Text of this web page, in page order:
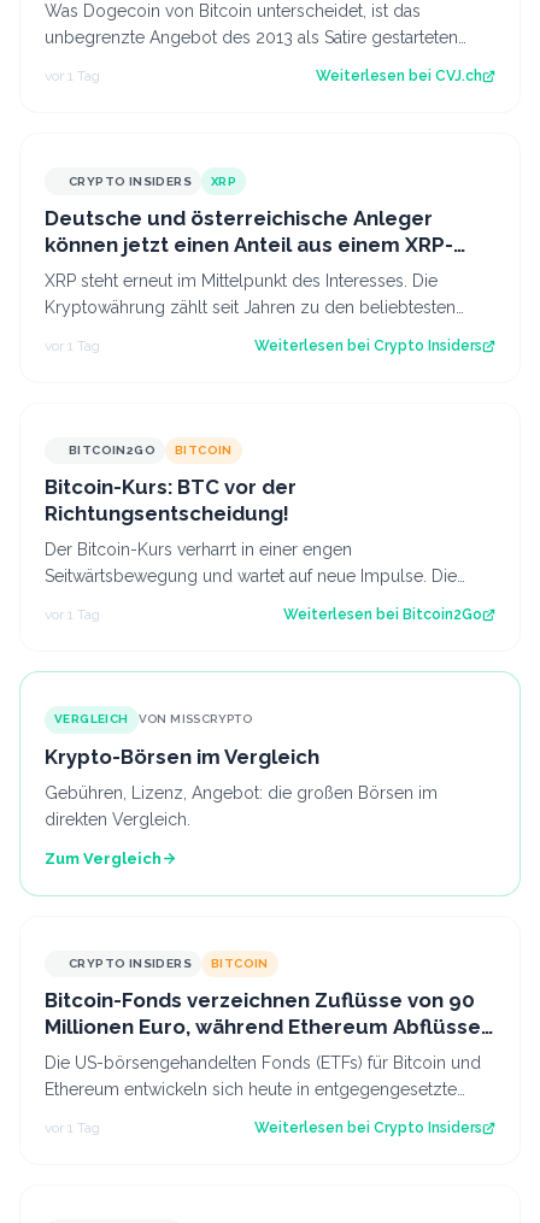
Was Dogecoin von Bitcoin unterscheidet, ist das
unbegrenzte Angebot des 2013 als Satire gestarteten
Coins mit eigenem US-Spot-ETF. Der Artik…
vor 1 Tag Weiterlesen bei CVJ.ch
CRYPTO INSIDERS XRP
Deutsche und österreichische Anleger
können jetzt einen Anteil aus einem XRP-
Topf im Wert von 190.000 € sichern
XRP steht erneut im Mittelpunkt des Interesses. Die
Kryptowährung zählt seit Jahren zu den beliebtesten
vor 1 Tag Weiterlesen bei Crypto Insiders
BITCOIN2GO BITCOIN
Bitcoin-Kurs: BTC vor der
Richtungsentscheidung!
Der Bitcoin-Kurs verharrt in einer engen
Seitwärtsbewegung und wartet auf neue Impulse. Die
aktuelle Chartstruktur deutet auf eine bevorsteh…
vor 1 Tag Weiterlesen bei Bitcoin2Go
VERGLEICH VON MISSCRYPTO
Krypto-Börsen im Vergleich
Gebühren, Lizenz, Angebot: die großen Börsen im
direkten Vergleich.
Zum Vergleich
CRYPTO INSIDERS BITCOIN
Bitcoin-Fonds verzeichnen Zuflüsse von 90
Millionen Euro, während Ethereum Abflüsse
hinnehmen muss
Die US-börsengehandelten Fonds (ETFs) für Bitcoin und
Ethereum entwickeln sich heute in entgegengesetzte
vor 1 Tag Weiterlesen bei Crypto Insiders